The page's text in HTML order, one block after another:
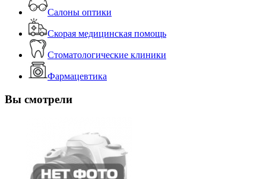
Салоны оптики
Скорая медицинская помощь
Стоматологические клиники
Фармацевтика
Вы смотрели